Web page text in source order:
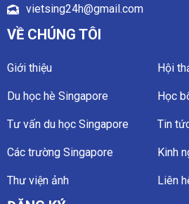
vietsing24h@gmail.com
VỀ CHÚNG TÔI
Giới thiệu Hội
Du học hè Singapore Học
Tư vấn du học Singapore Tin
Các trường Singapore Kinh
Thư viện ảnh Liên